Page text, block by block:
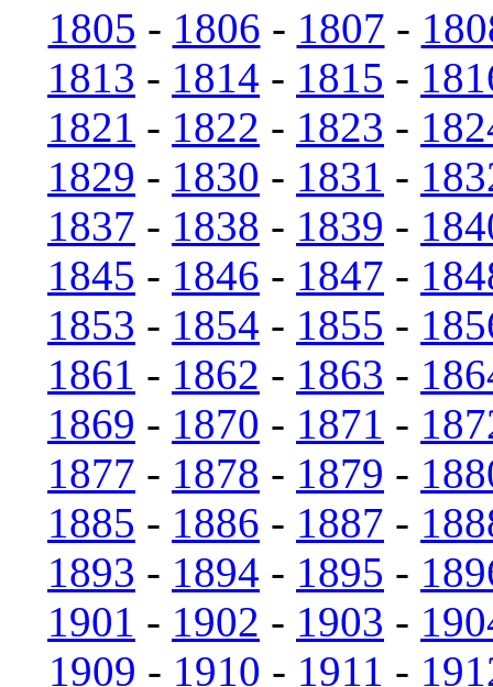
1805 - 1806 - 1807 -
1813 - 1814 - 1815 -
1821 - 1822 - 1823 -
1829 - 1830 - 1831 -
1837 - 1838 - 1839 -
1845 - 1846 - 1847 -
1853 - 1854 - 1855 -
1861 - 1862 - 1863 -
1869 - 1870 - 1871 -
1877 - 1878 - 1879 -
1885 - 1886 - 1887 -
1893 - 1894 - 1895 -
1901 - 1902 - 1903 -
1909 - 1910 - 1911 -